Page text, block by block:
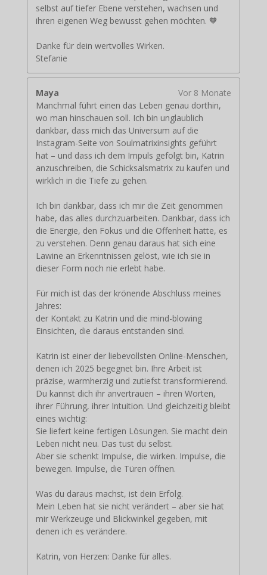
selbst auf tiefer Ebene verstehen, wachsen und
ihren eigenen Weg bewusst gehen möchten. 🧡
Danke für dein wertvolles Wirken.
Stefanie
Maya
Vor 8 Monate
Manchmal führt einen das Leben genau dorthin,
wo man hinschauen soll. Ich bin unglaublich
dankbar, dass mich das Universum auf die
Instagram-Seite von Soulmatrixinsights geführt
hat – und dass ich dem Impuls gefolgt bin, Katrin
anzuschreiben, die Schicksalsmatrix zu kaufen und
wirklich in die Tiefe zu gehen.
Ich bin dankbar, dass ich mir die Zeit genommen
habe, das alles durchzuarbeiten. Dankbar, dass ich
die Energie, den Fokus und die Offenheit hatte, es
zu verstehen. Denn genau daraus hat sich eine
Lawine an Erkenntnissen gelöst, wie ich sie in
dieser Form noch nie erlebt habe.
Für mich ist das der krönende Abschluss meines
Jahres:
der Kontakt zu Katrin und die mind-blowing
Einsichten, die daraus entstanden sind.
Katrin ist einer der liebevollsten Online-Menschen,
denen ich 2025 begegnet bin. Ihre Arbeit ist
präzise, warmherzig und zutiefst transformierend.
Du kannst dich ihr anvertrauen – ihren Worten,
ihrer Führung, ihrer Intuition. Und gleichzeitig bleibt
eines wichtig:
Sie liefert keine fertigen Lösungen. Sie macht dein
Leben nicht neu. Das tust du selbst.
Aber sie schenkt Impulse, die wirken. Impulse, die
bewegen. Impulse, die Türen öffnen.
Was du daraus machst, ist dein Erfolg.
Mein Leben hat sie nicht verändert – aber sie hat
mir Werkzeuge und Blickwinkel gegeben, mit
denen ich es verändere.
Katrin, von Herzen: Danke für alles.